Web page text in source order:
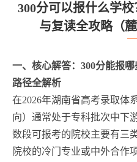
300分可以报什么学
与复读全攻略（
一、核心解答：300分能报
路径全解析
在2026年湖南省高考录取体
向）通常处于专科批次中下
数段可报考的院校主要有三
院校的冷门专业或中外合作